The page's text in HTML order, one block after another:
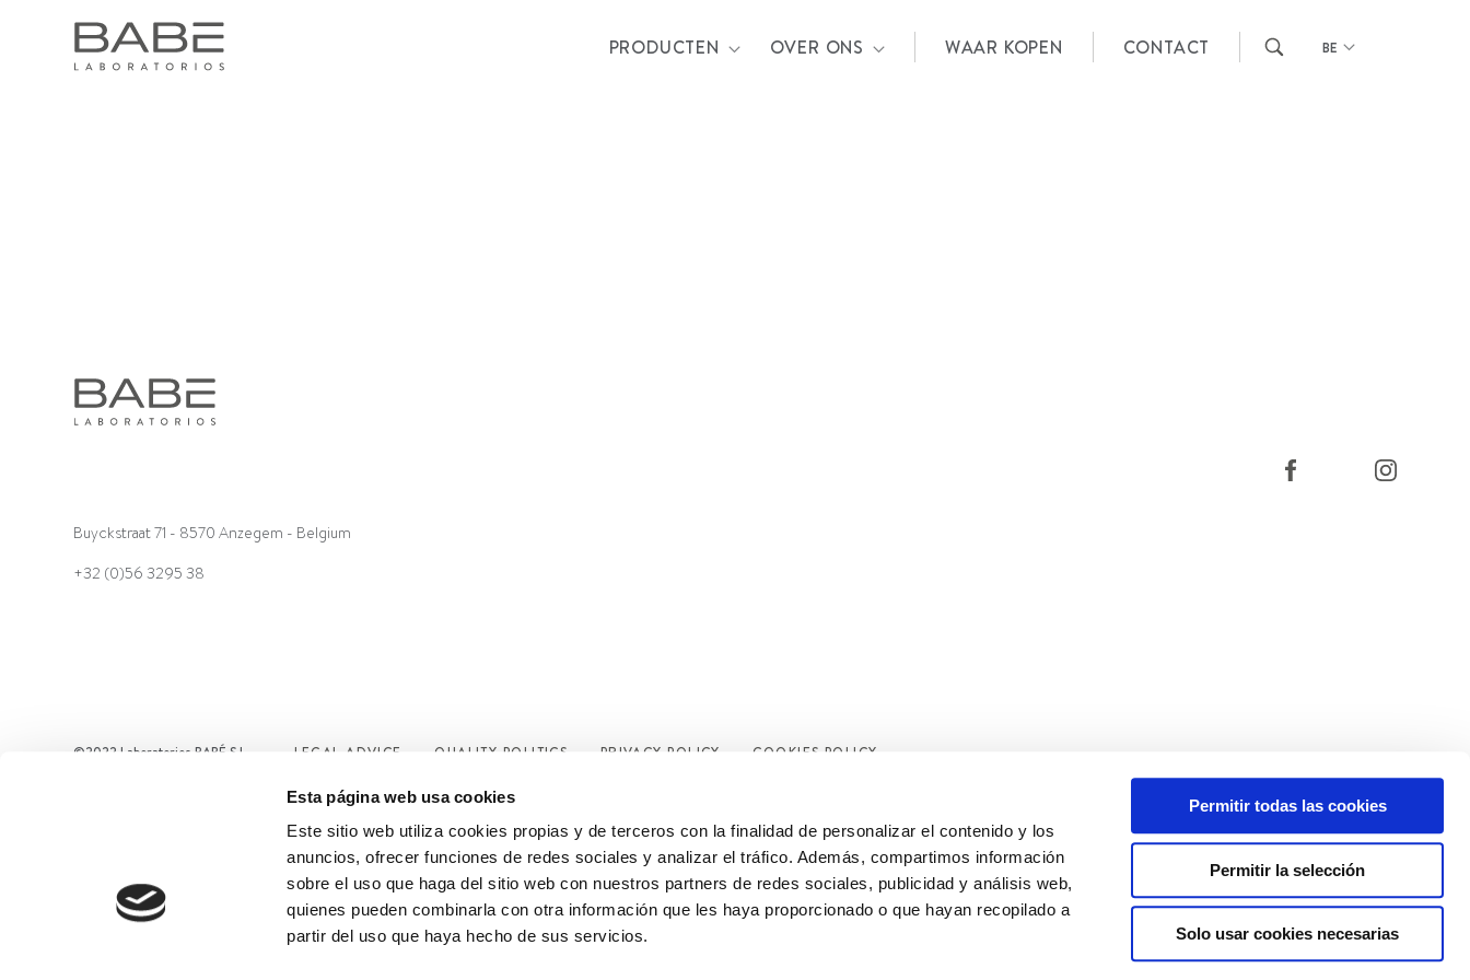
Esta página web usa cookies
Este sitio web utiliza cookies propias y de terceros con la finalidad de personalizar el contenido y los
anuncios, ofrecer funciones de redes sociales y analizar el tráfico. Además, compartimos información
sobre el uso que haga del sitio web con nuestros partners de redes sociales, publicidad y análisis web,
quienes pueden combinarla con otra información que les haya proporcionado o que hayan recopilado a
partir del uso que haya hecho de sus servicios.
Permitir todas las cookies
Permitir la selección
Solo usar cookies necesarias
PRODUCTEN OVER ONS WAAR KOPEN CONTACT BE
Buyckstraat 71 - 8570 Anzegem - Belgium
+32 (0)56 3295 38
©2022 Laboratorios BABÉ S.L. LEGAL ADVICE QUALITY POLITICS PRIVACY POLICY COOKIES POLICY